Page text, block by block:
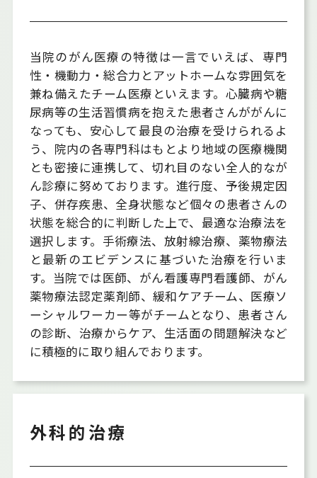
当院のがん医療の特徴は一言でいえば、専門
性・機動力・総合力とアットホームな雰囲気を
兼ね備えたチーム医療といえます。心臓病や糖
尿病等の生活習慣病を抱えた患者さんががんに
なっても、安心して最良の治療を受けられるよ
う、院内の各専門科はもとより地域の医療機関
とも密接に連携して、切れ目のない全人的なが
ん診療に努めております。進行度、予後規定因
子、併存疾患、全身状態など個々の患者さんの
状態を総合的に判断した上で、最適な治療法を
選択します。手術療法、放射線治療、薬物療法
と最新のエビデンスに基づいた治療を行いま
す。当院では医師、がん看護専門看護師、がん
薬物療法認定薬剤師、緩和ケアチーム、医療ソ
ーシャルワーカー等がチームとなり、患者さん
の診断、治療からケア、生活面の問題解決など
に積極的に取り組んでおります。
外科的治療